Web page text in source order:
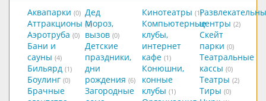
Аквапарки (0)
Аттракционы (0)
Аэротруба (0)
Бани и
сауны (4)
Бильярд (1)
Боулинг (0)
Брачные
Дед
Мороз,
вызов (0)
Детские
праздники,
дни
рождения (6)
Загородные
Кинотеатры (1)
Компьютерные
клубы,
интернет
кафе (1)
Конюшни,
конные
клубы (1)
центры (2)
Скейт
парки (0)
Театральные
кассы (0)
Театры (2)
Тиры (0)